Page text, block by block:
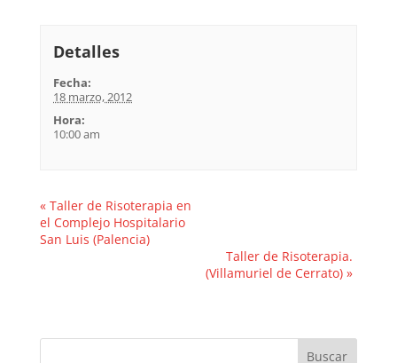
Detalles
Fecha:
18 marzo, 2012
Hora:
10:00 am
«Taller de Risoterapia en
el Complejo Hospitalario
San Luis (Palencia)
Taller de Risoterapia.
(Villamuriel de Cerrato)»